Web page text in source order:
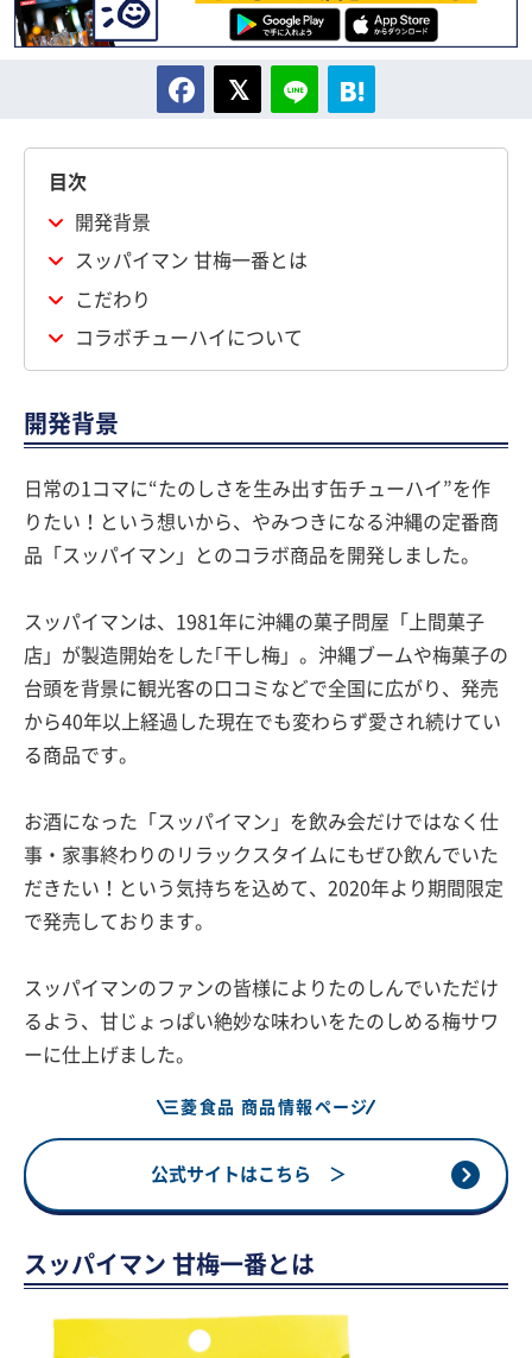
目次
開発背景
スッパイマン 甘梅一番とは
こだわり
コラボチューハイについて
開発背景
日常の1コマに“たのしさを生み出す缶チューハイ”を作
りたい！という想いから、やみつきになる沖縄の定番商
品「スッパイマン」とのコラボ商品を開発しました。
スッパイマンは、1981年に沖縄の菓子問屋「上間菓子
店」が製造開始をした｢干し梅」。沖縄ブームや梅菓子の
台頭を背景に観光客の口コミなどで全国に広がり、発売
から40年以上経過した現在でも変わらず愛され続けてい
る商品です。
お酒になった「スッパイマン」を飲み会だけではなく仕
事・家事終わりのリラックスタイムにもぜひ飲んでいた
だきたい！という気持ちを込めて、2020年より期間限定
で発売しております。
スッパイマンのファンの皆様によりたのしんでいただけ
るよう、甘じょっぱい絶妙な味わいをたのしめる梅サワ
ーに仕上げました。
三菱食品 商品情報ページ
公式サイトはこちら ＞
スッパイマン 甘梅一番とは